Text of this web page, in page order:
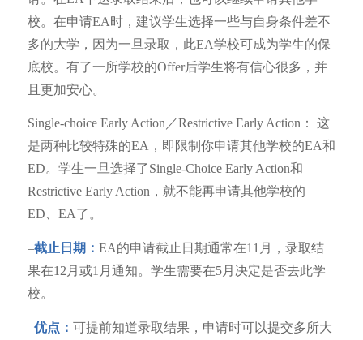
校。在申请EA时，建议学生选择一些与自身条件差不
多的大学，因为一旦录取，此EA学校可成为学生的保
底校。有了一所学校的Offer后学生将有信心很多，并
且更加安心。
Single-choice Early Action／Restrictive Early Action： 这
是两种比较特殊的EA，即限制你申请其他学校的EA和
ED。学生一旦选择了Single-Choice Early Action和
Restrictive Early Action，就不能再申请其他学校的
ED、EA了。
–截止日期： EA的申请截止日期通常在11月，录取结
果在12月或1月通知。学生需要在5月决定是否去此学
校。
–优点： 可提前知道录取结果，申请时可以提交多所大